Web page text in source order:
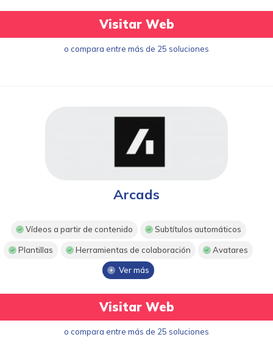
Visitar Web
o compara entre más de 25 soluciones
Arcads
Vídeos a partir de contenido Subtítulos automáticos
Plantillas Herramientas de colaboración Avatares
Ver más
Visitar Web
o compara entre más de 25 soluciones